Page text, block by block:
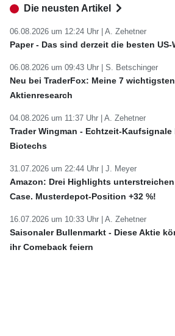
Die neusten Artikel
06.08.2026 um 12:24 Uhr | A. Zehetner
Paper - Das sind derzeit die besten
06.08.2026 um 09:43 Uhr | S. Betschinger
Neu bei TraderFox: Meine 7
Aktienresearch
04.08.2026 um 11:37 Uhr | A. Zehetner
Trader Wingman - Echtzeit-
Biotechs
31.07.2026 um 22:44 Uhr | J. Meyer
Amazon: Drei Highlights
Case. Musterdepot-Position +32 %!
16.07.2026 um 10:33 Uhr | A. Zehetner
Saisonaler Bullenmarkt - Diese Aktie
ihr Comeback feiern